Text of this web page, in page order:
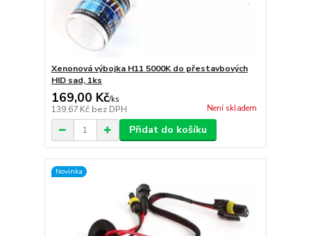
Xenonová výbojka H11 5000K do přestavbových
HID sad, 1ks
169,00 Kč/ks
139,67 Kč bez DPH Není skladem
Přidat do košíku
Novinka